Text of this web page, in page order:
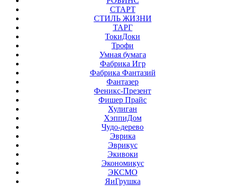
СТАРТ
СТИЛЬ ЖИЗНИ
ТАРГ
ТокиДоки
Трофи
Умная бумага
Фабрика Игр
Фабрика Фантазий
Фантазер
Феникс-Презент
Фишер Прайс
Хулиган
ХэппиДом
Чудо-дерево
Эврика
Эврикус
Экивоки
Экономикус
ЭКСМО
ЯиГрушка